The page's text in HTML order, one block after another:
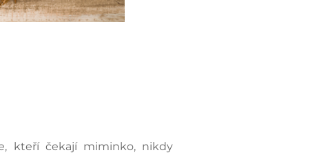
kteří čekají miminko, nikdy